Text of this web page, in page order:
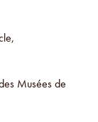
Musées de